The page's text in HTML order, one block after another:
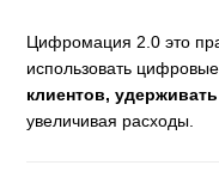
Цифромация 2.0 это
использовать
клиентов,
увеличивая расходы.